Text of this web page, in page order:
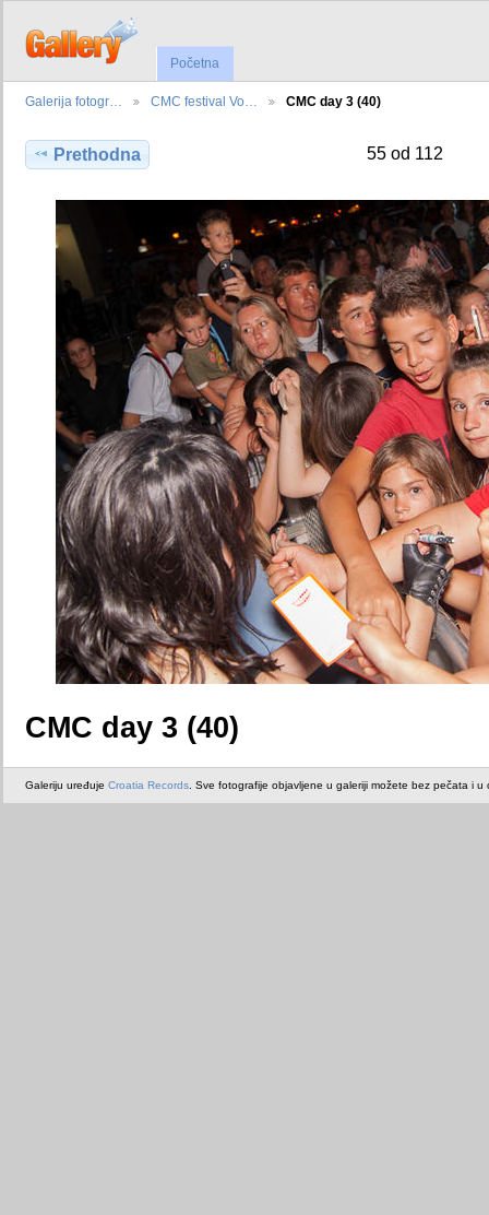
Početna
Galerija fotogr… CMC festival Vo… CMC day 3 (40)
Prethodna 55 od 112
CMC day 3 (40)
Galeriju uređuje Croatia Records . Sve fotografije objavljene u galeriji možete bez pečata i